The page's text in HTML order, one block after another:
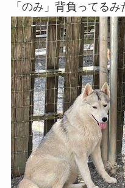
「のみ」背負ってる